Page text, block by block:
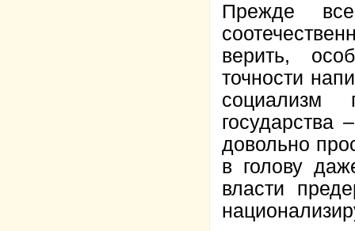
Прежде
верить,
точности
социализм
довольно
в голову
власти